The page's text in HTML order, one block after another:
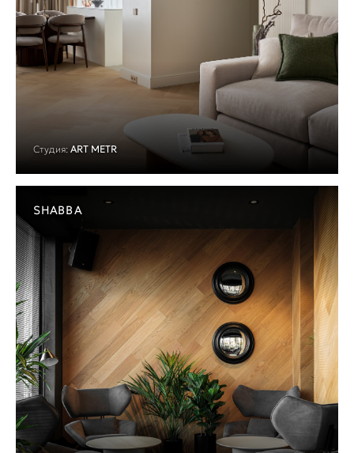
Студия: ART METR
SHABBA